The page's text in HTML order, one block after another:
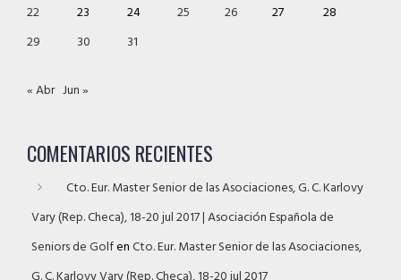
22
23 24 25 26 27
28
29
30 31
« Abr Jun »
COMENTARIOS RECIENTES
Cto. Eur. Master Senior de las Asociaciones, G. C. Karlovy
Vary (Rep. Checa), 18-20 jul 2017 | Asociación Española de
Seniors de GolfenCto. Eur. Master Senior de las Asociaciones,